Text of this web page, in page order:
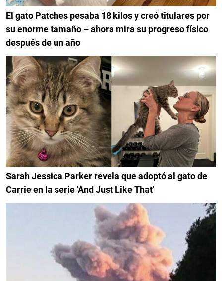
El gato Patches pesaba 18 kilos y creó titulares por
su enorme tamaño – ahora mira su progreso físico
después de un año
Sarah Jessica Parker revela que adoptó al gato de
Carrie en la serie 'And Just Like That'